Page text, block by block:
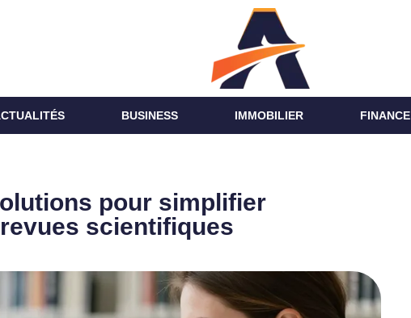
BUSINESS IMMOBILIER FINANCE
pour simplifier
scientifiques